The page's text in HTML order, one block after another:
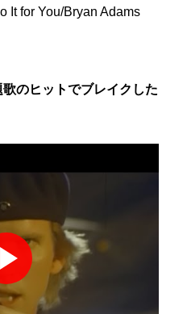
It for You/Bryan Adams
のヒットでブレイクした